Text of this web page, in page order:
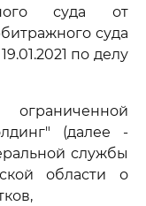
суда от
суда
по делу
(далее -
службы
области о